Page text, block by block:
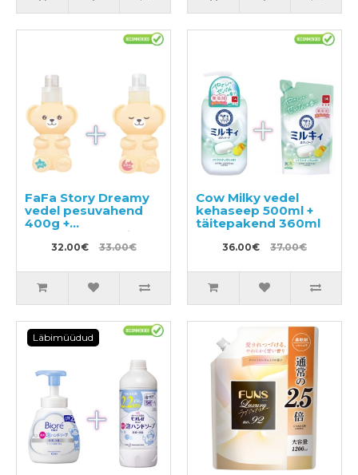
FaFa Story Dreamy
vedel pesuvahend
400g +
pesupehmendaja
450g32.00€ 33.00€
Cow Milky vedel
kehaseep 500ml +
täitepakend 360ml
36.00€ 37.00€
Läbimüüdud